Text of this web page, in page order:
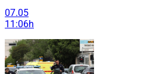
07.05
11:06h